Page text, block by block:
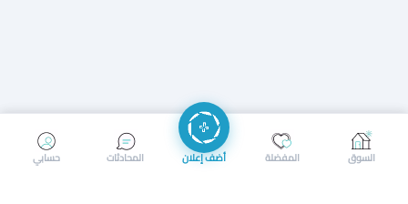
إرسال رسالة إجراء مكالمة
حسابي المحادثات أضف إعلان المفضلة السوق